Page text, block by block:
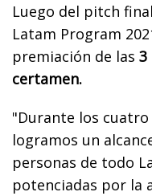
Luego del pitch
Latam Program
premiación de las 3
certamen.
"Durante los cuatro
logramos un
personas de todo
potenciadas por la